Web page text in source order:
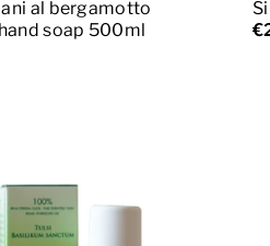
al bergamotto
soap 500ml